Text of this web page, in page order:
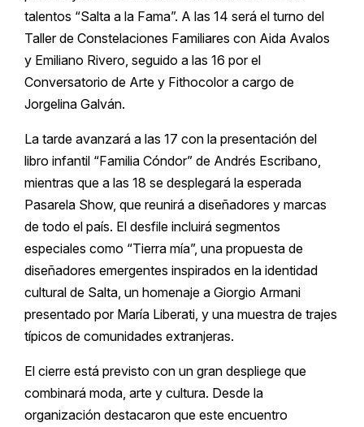
talentos “Salta a la Fama”. A las 14 será el turno del
Taller de Constelaciones Familiares con Aida Avalos
y Emiliano Rivero, seguido a las 16 por el
Conversatorio de Arte y Fithocolor a cargo de
Jorgelina Galván.
La tarde avanzará a las 17 con la presentación del
libro infantil “Familia Cóndor” de Andrés Escribano,
mientras que a las 18 se desplegará la esperada
Pasarela Show, que reunirá a diseñadores y marcas
de todo el país. El desfile incluirá segmentos
especiales como “Tierra mía”, una propuesta de
diseñadores emergentes inspirados en la identidad
cultural de Salta, un homenaje a Giorgio Armani
presentado por María Liberati, y una muestra de trajes
típicos de comunidades extranjeras.
El cierre está previsto con un gran despliege que
combinará moda, arte y cultura. Desde la
organización destacaron que este encuentro